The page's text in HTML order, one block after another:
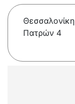
Θεσσαλονίκη
Πατρών 4